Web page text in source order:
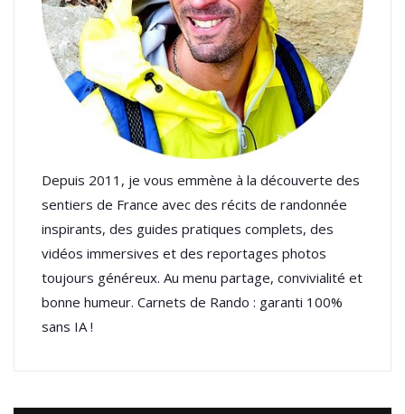
Depuis 2011, je vous emmène à la découverte des
sentiers de France avec des récits de randonnée
inspirants, des guides pratiques complets, des
vidéos immersives et des reportages photos
toujours généreux. Au menu partage, convivialité et
bonne humeur. Carnets de Rando : garanti 100%
sans IA !